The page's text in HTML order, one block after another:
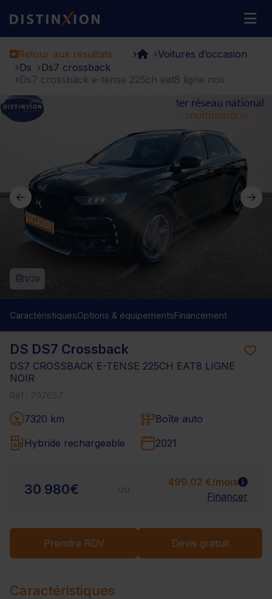
Distinxion
Retour aux résultats
Voitures d’occasion
Ds
Ds7 crossback
Ds7 crossback e-tense 225ch eat8 ligne noir
DS DS7 Crossback
DS7 CROSSBACK E-TENSE 225CH EAT8 LIGNE
NOIR
7320 km
Boîte auto
Hybride rechargeable
2021
30 980€
499.02 €/mois
Financer
Prendre RDV Devis gratuit
1/29
CaractéristiquesOptions & équipementsFinancement
Caractéristiques